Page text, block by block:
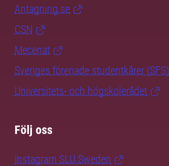
Antagning.se
CSN
Mecenat
Sveriges förenade studentkårer (SFS)
Universitets- och högskolerådet
Följ oss
Instagram SLU.Sweden